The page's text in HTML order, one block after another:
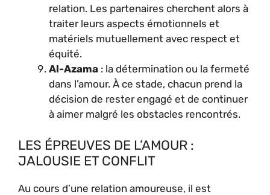
relation. Les partenaires cherchent alors à
traiter leurs aspects émotionnels et
matériels mutuellement avec respect et
équité.
Al-Azama : la détermination ou la fermeté
dans l’amour. À ce stade, chacun prend la
décision de rester engagé et de continuer
à aimer malgré les obstacles rencontrés.
LES ÉPREUVES DE L’AMOUR :
JALOUSIE ET CONFLIT
Au cours d’une relation amoureuse, il est